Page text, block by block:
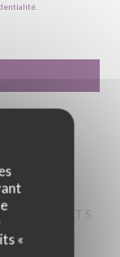
«